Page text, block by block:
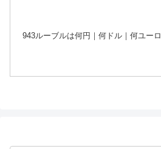
943ルーブルは何円｜何ドル｜何ユーロ